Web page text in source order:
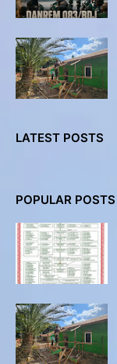
LATEST POSTS
POPULAR POSTS